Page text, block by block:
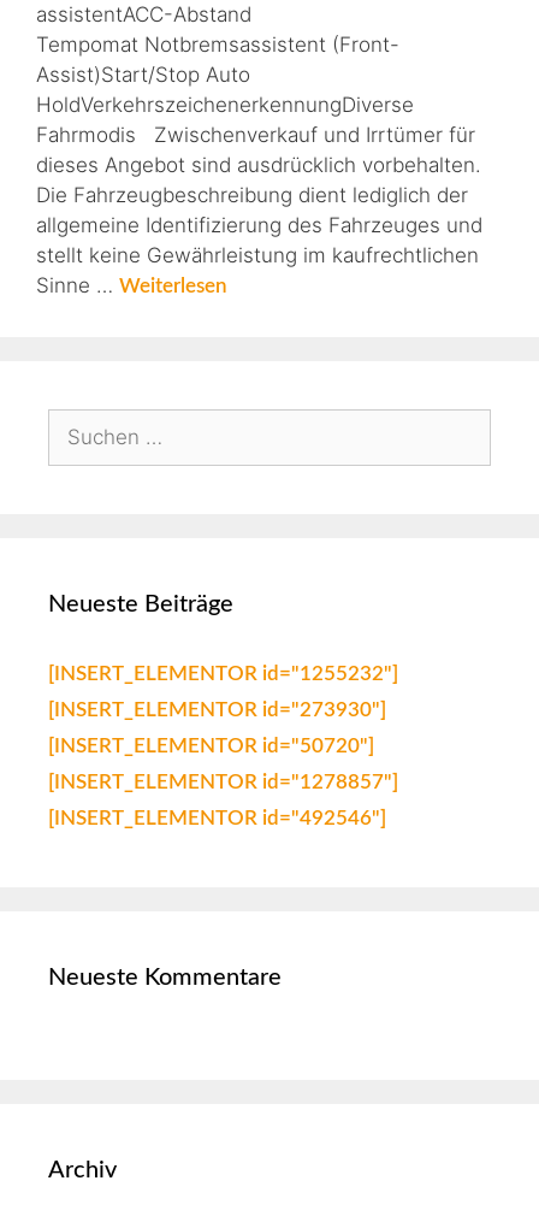
assistentACC-Abstand
Tempomat Notbremsassistent (Front-
Assist)Start/Stop Auto
HoldVerkehrszeichenerkennungDiverse
Fahrmodis Zwischenverkauf und Irrtümer für
dieses Angebot sind ausdrücklich vorbehalten.
Die Fahrzeugbeschreibung dient lediglich der
allgemeine Identifizierung des Fahrzeuges und
stellt keine Gewährleistung im kaufrechtlichen
Sinne … Weiterlesen
Neueste Beiträge
[INSERT_ELEMENTOR id="1255232"]
[INSERT_ELEMENTOR id="273930"]
[INSERT_ELEMENTOR id="50720"]
[INSERT_ELEMENTOR id="1278857"]
[INSERT_ELEMENTOR id="492546"]
Neueste Kommentare
Archiv